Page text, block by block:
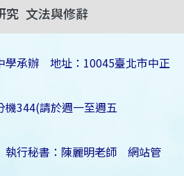
究 文法與修辭
學承辦 地址：10045臺北市中正
344(請於週一至週五
行秘書：陳麗明老師 網站管